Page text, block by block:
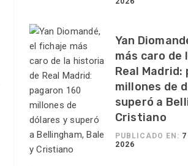
Yan
más caro de
Real Madrid:
millones de
superó a
Cristiano
PUBLICADO EN:
2026